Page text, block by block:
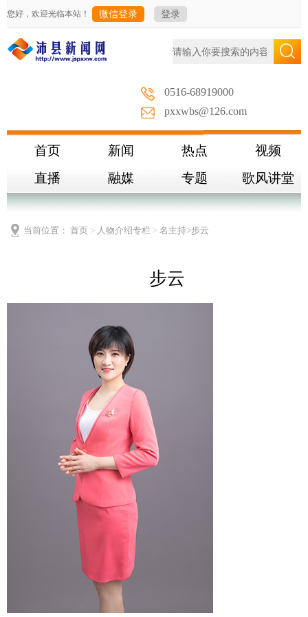
您好，欢迎光临本站！ 微信登录 登录
0516-68919000
pxxwbs@126.com
首页 新闻 热点
视频
直播
融媒 专题 歌风讲堂
当前位置： 首页 > 人物介绍专栏 > 名主持>步云
步云